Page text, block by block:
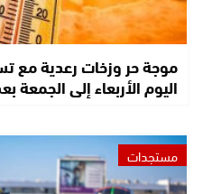
موجة حر وزخات رعدية مع
اليوم الأربعاء إلى
مستجدات